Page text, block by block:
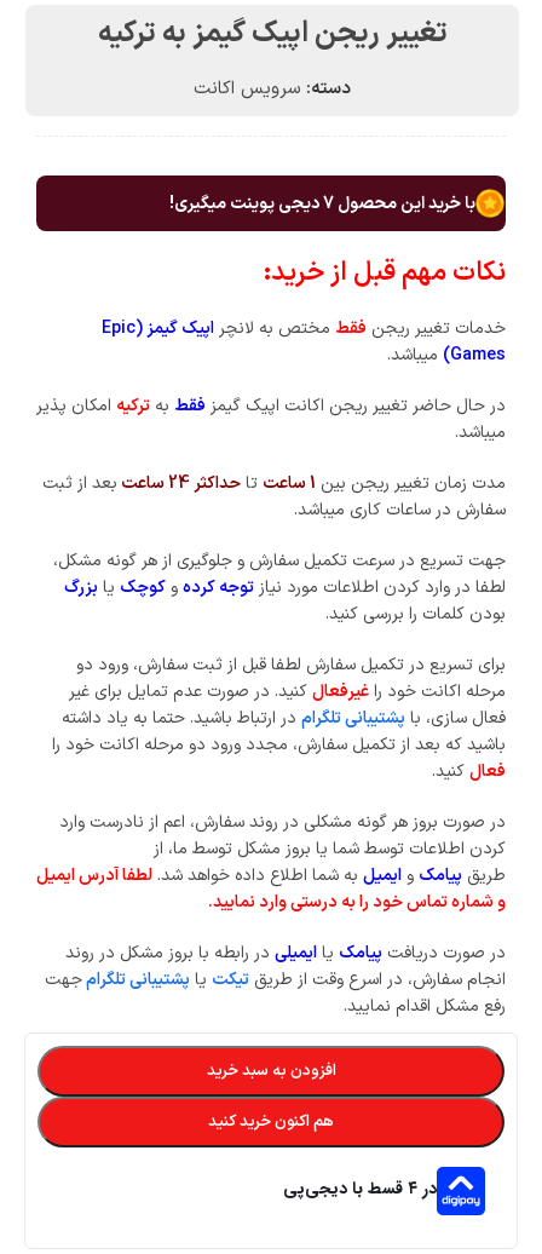
تغییر ریجن اپیک گیمز به ترکیه
دسته: سرویس اکانت
با خرید این محصول7دیجی پوینت میگیری!
نکات مهم قبل از خرید:
خدمات تغییر ریجن فقط مختص به لانچر
اپیک گیمز (Epic
Games) میباشد.
در حال حاضر تغییر ریجن اکانت اپیک گیمز فقط به ترکیه امکان پذیر
میباشد.
مدت زمان تغییر ریجن بین 1 ساعت تاحداکثر 24 ساعت
بعد از ثبت
سفارش در ساعات کاری میباشد.
جهت تسریع در سرعت تکمیل سفارش و جلوگیری از هر گونه مشکل،
لطفا در وارد کردن اطلاعات مورد نیاز توجه کردهو کوچک یا بزرگ
بودن کلمات را بررسی کنید.
برای تسریع در تکمیل سفارش لطفا قبل از ثبت سفارش، ورود دو
مرحله اکانت خود راغیرفعالکنید. در صورت عدم تمایل برای غیر
فعال سازی، با پشتیبانی تلگرام در ارتباط باشید. حتما به یاد داشته
باشید که بعد از تکمیل سفارش، مجدد ورود دو مرحله اکانت خود را
فعالکنید.
در صورت بروز هر گونه مشکلی در روند سفارش، اعم از نادرست وارد
کردن اطلاعات توسط شما یا بروز مشکل توسط ما، از
طریق پیامک و ایمیل به شما اطلاع داده خواهد شد. لطفا آدرس ایمیل
و شماره تماس خود را به درستی وارد نمایید.
در صورت دریافت پیامک یاایمیلی در رابطه با بروز مشکل در روند
انجام سفارش، در اسرع وقت از طریق تیکت یا پشتیبانی تلگرامجهت
رفع مشکل اقدام نمایید.
افزودن به سبد خرید
هم اکنون خرید کنید
در ۴ قسط با دیجی‌پی